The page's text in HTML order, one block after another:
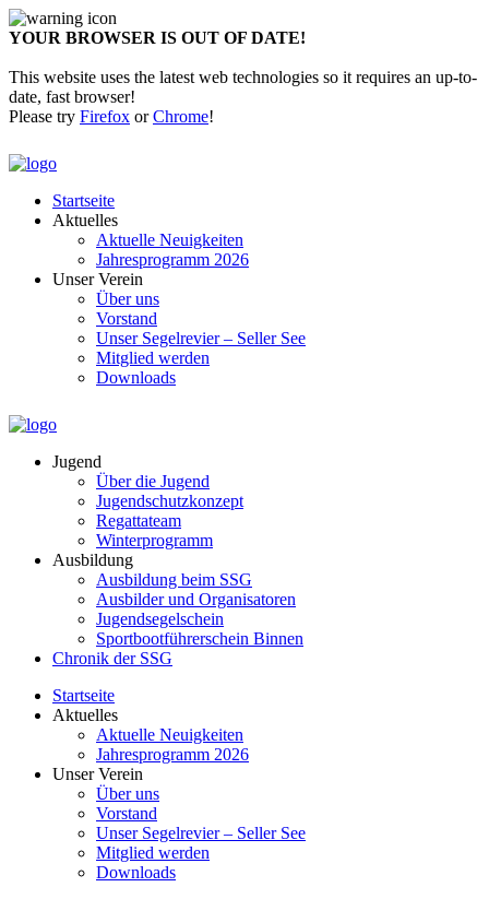
YOUR BROWSER IS OUT OF DATE!
This website uses the latest web technologies so it requires an up-to-
date, fast browser!
Please try Firefox orChrome!
Startseite
Aktuelles
Aktuelle Neuigkeiten
Jahresprogramm 2026
Unser Verein
Über uns
Vorstand
Unser Segelrevier – Seller See
Mitglied werden
Downloads
Jugend
Über die Jugend
Jugendschutzkonzept
Regattateam
Winterprogramm
Ausbildung
Ausbildung beim SSG
Ausbilder und Organisatoren
Jugendsegelschein
Sportbootführerschein Binnen
Chronik der SSG
Startseite
Aktuelles
Aktuelle Neuigkeiten
Jahresprogramm 2026
Unser Verein
Über uns
Vorstand
Unser Segelrevier – Seller See
Mitglied werden
Downloads